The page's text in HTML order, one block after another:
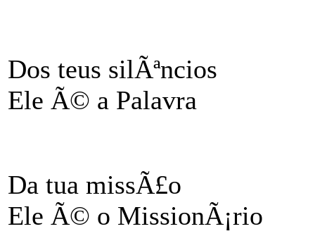
Dos teus silÃªncios
Ele Ã© a Palavra
Da tua missÃ£o
Ele Ã© o MissionÃ¡rio